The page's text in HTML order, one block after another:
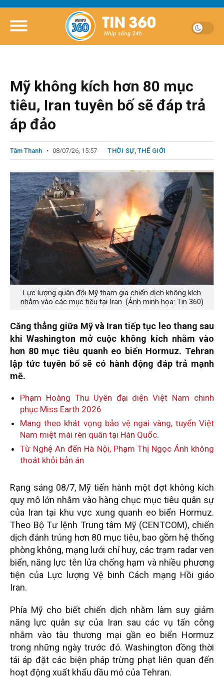
Mỹ không kích hơn 80 mục
tiêu, Iran tuyên bố sẽ đáp trả
áp đảo
Tâm Thanh 08/07/26, 15:57 THỜI SỰ, THẾ GIỚI
Lực lượng quân đội Mỹ tham gia chiến dịch không kích
nhằm vào các mục tiêu tại Iran. (Ảnh minh họa: Tin 360)
Căng thẳng giữa Mỹ và Iran tiếp tục leo thang sau
khi Washington mở cuộc không kích nhằm vào
hơn 80 mục tiêu quanh eo biển Hormuz. Tehran
lập tức tuyên bố sẽ có hành động đáp trả mạnh
mẽ.
Phạm Hoàng Thu Uyên đại diện Việt Nam chinh
phục Miss Earth 2026
Mang theo khát vọng bảo vệ ngai vàng, tuyển Việt
Nam miệt mài rèn quân tại Hàn Quốc.
Từ Nghệ An đến Hà Nội, Phạm Thị Ngọc Ánh không
thoát khỏi bản án
Rạng sáng 08/7, Mỹ tiến hành một đợt không kích
quy mô lớn nhằm vào hàng chục mục tiêu quân sự
của Iran tại khu vực xung quanh eo biển Hormuz.
Theo Bộ Tư lệnh Trung tâm Mỹ (CENTCOM), chiến
dịch đánh trúng hơn 80 mục tiêu, bao gồm hệ thống
phòng không, mạng lưới chỉ huy, các trạm radar ven
biển, năng lực tên lửa chống hạm và nhiều phương
tiện của Lực lượng Vệ binh Cách mạng Hồi giáo
Iran.
Phía Mỹ cho biết chiến dịch nhằm làm suy giảm
năng lực quân sự của Iran sau các vụ tấn công
nhằm vào tàu thương mại gần eo biển Hormuz
trong những ngày trước đó. Washington đồng thời
tái áp đặt các biện pháp trừng phạt liên quan đến
hoạt động xuất khẩu dầu mỏ của Tehran.